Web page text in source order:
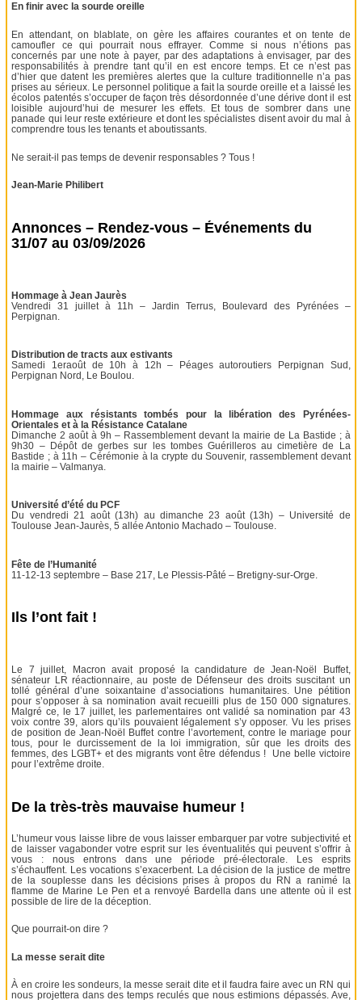
En finir avec la sourde oreille
En attendant, on blablate, on gère les affaires courantes et on tente de
camoufler ce qui pourrait nous effrayer. Comme si nous n’étions pas
concernés par une note à payer, par des adaptations à envisager, par des
responsabilités à prendre tant qu’il en est encore temps. Et ce n’est pas
d’hier que datent les premières alertes que la culture traditionnelle n’a pas
prises au sérieux. Le personnel politique a fait la sourde oreille et a laissé les
écolos patentés s’occuper de façon très désordonnée d’une dérive dont il est
loisible aujourd’hui de mesurer les effets. Et tous de sombrer dans une
panade qui leur reste extérieure et dont les spécialistes disent avoir du mal à
comprendre tous les tenants et aboutissants.
Ne serait-il pas temps de devenir responsables ? Tous !
Jean-Marie Philibert
Annonces – Rendez-vous – Événements du
31/07 au 03/09/2026
Hommage à Jean Jaurès
Vendredi 31 juillet à 11h – Jardin Terrus, Boulevard des Pyrénées –
Perpignan.
Distribution de tracts aux estivants
Samedi 1eraoût de 10h à 12h – Péages autoroutiers Perpignan Sud,
Perpignan Nord, Le Boulou.
Hommage aux résistants tombés pour la libération des Pyrénées-
Orientales et à la Résistance Catalane
Dimanche 2 août à 9h – Rassemblement devant la mairie de La Bastide ; à
9h30 – Dépôt de gerbes sur les tombes Guérilleros au cimetière de La
Bastide ; à 11h – Cérémonie à la crypte du Souvenir, rassemblement devant
la mairie – Valmanya.
Université d’été du PCF
Du vendredi 21 août (13h) au dimanche 23 août (13h) – Université de
Toulouse Jean-Jaurès, 5 allée Antonio Machado – Toulouse.
Fête de l’Humanité
11-12-13 septembre – Base 217, Le Plessis-Pâté – Bretigny-sur-Orge.
Ils l’ont fait !
Le 7 juillet, Macron avait proposé la candidature de Jean-Noël Buffet,
sénateur LR réactionnaire, au poste de Défenseur des droits suscitant un
tollé général d’une soixantaine d’associations humanitaires. Une pétition
pour s’opposer à sa nomination avait recueilli plus de 150 000 signatures.
Malgré ce, le 17 juillet, les parlementaires ont validé sa nomination par 43
voix contre 39, alors qu’ils pouvaient légalement s’y opposer. Vu les prises
de position de Jean-Noël Buffet contre l’avortement, contre le mariage pour
tous, pour le durcissement de la loi immigration, sûr que les droits des
femmes, des LGBT+ et des migrants vont être défendus ! Une belle victoire
pour l’extrême droite.
De la très-très mauvaise humeur !
L’humeur vous laisse libre de vous laisser embarquer par votre subjectivité et
de laisser vagabonder votre esprit sur les éventualités qui peuvent s’offrir à
vous : nous entrons dans une période pré-électorale. Les esprits
s’échauffent. Les vocations s’exacerbent. La décision de la justice de mettre
de la souplesse dans les décisions prises à propos du RN a ranimé la
flamme de Marine Le Pen et a renvoyé Bardella dans une attente où il est
possible de lire de la déception.
Que pourrait-on dire ?
La messe serait dite
À en croire les sondeurs, la messe serait dite et il faudra faire avec un RN qui
nous projettera dans des temps reculés que nous estimions dépassés. Ave,